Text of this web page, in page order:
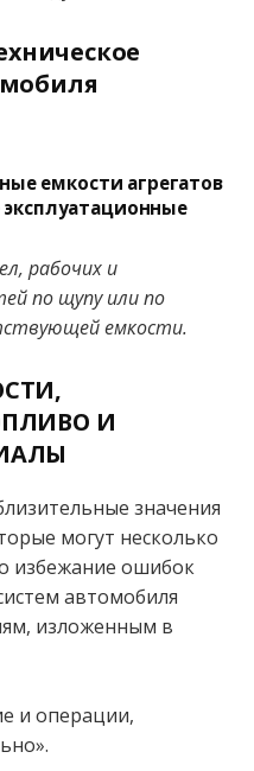
емкости агрегатов
рабочих и
по щупу или по
емкости.
И
значения
могут несколько
избежание ошибок
автомобиля
изложенным в
и операции,